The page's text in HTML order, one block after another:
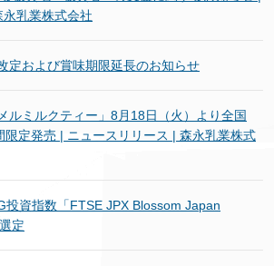
乳業株式会社
定および賞味期限延長のお知らせ
ルミルクティー」8月18日（火）より全国
限定発売 | ニュースリリース | 森永乳業株式
投資指数「FTSE JPX Blossom Japan
定